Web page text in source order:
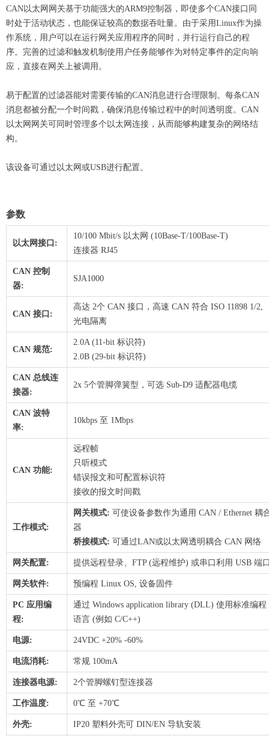
CAN以太网网关基于功能强大的ARM9控制器，即使多个CAN接口同
时处于活动状态，也能保证较高的数据吞吐量。由于采用Linux作为操
作系统，用户可以在运行网关应用程序的同时，并行运行自己的程
序。完善的过滤和触发机制使用户任务能够作为对特定事件的定向响
应，直接在网关上被调用。
易于配置的过滤器能对需要传输的CAN消息进行合理限制。每条CAN
消息都被分配一个时间戳，确保消息传输过程中的时间透明度。CAN
以太网网关可同时管理多个以太网连接，从而能够构建复杂的网络结
构。
该设备可通过以太网或USB进行配置。
参数
以太网接口:
10/100 Mbit/s 以太网 (10Base-T/100Base-T)
连接器 RJ45
CAN 控制
器:
SJA1000
CAN 接口:
高达 2个 CAN 接口，高速 CAN 符合 ISO 11898 1/2,
光电隔离
CAN 规范:
2.0A (11-bit 标识符)
2.0B (29-bit 标识符)
CAN 总线连
接器:
2x 5个管脚弹簧型，可选 Sub-D9 适配器电缆
CAN 波特
率:
10kbps 至 1Mbps
CAN 功能:
远程帧
只听模式
错误报文和可配置标识符
接收的报文时间戳
工作模式:
网关模式: 可使设备参数作为通用 CAN / Ethernet 耦
器
桥接模式: 可通过LAN或以太网透明耦合 CAN 网络
网关配置: 提供远程登录、FTP (远程维护) 或串口利用 USB 端
网关软件: 预编程 Linux OS, 设备固件
PC 应用编
程:
通过 Windows application library (DLL) 使用标准编程
语言 (例如 C/C++)
电源: 24VDC +20% -60%
电流消耗: 常规 100mA
连接器电源: 2个管脚螺钉型连接器
工作温度: 0℃ 至 +70℃
外壳: IP20 塑料外壳可 DIN/EN 导轨安装